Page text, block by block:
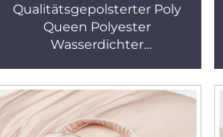
Qualitätsgepolsterter Poly
Queen Polyester
Wasserdichter
Heim- und
Krankenhausgebrauch
Schlichte Ausführung